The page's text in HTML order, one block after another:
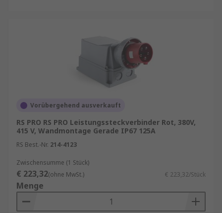
Vorübergehend ausverkauft
RS PRO RS PRO Leistungssteckverbinder Rot, 380V,
415 V, Wandmontage Gerade IP67 125A
RS Best.-Nr. 214-4123
Zwischensumme (1 Stück)
€ 223,32(ohne MwSt.) € 223,32/Stück
Menge